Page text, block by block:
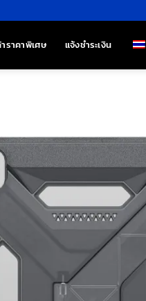
ราคาพิเศษ แจ้งชำระเงิน